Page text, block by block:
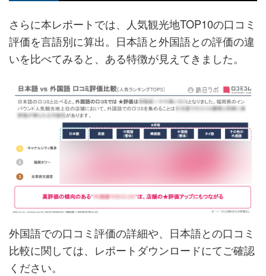
さらに本レポートでは、人気観光地TOP10の口コミ
評価を言語別に算出。日本語と外国語との評価の違
いを比べてみると、ある特徴が見えてきました。
外国語での口コミ評価の詳細や、日本語との口コミ
比較に関しては、レポートダウンロードにてご確認
ください。